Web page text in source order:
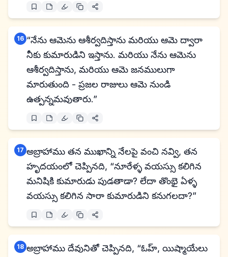
16 “నేను ఆమెను ఆశీర్వదిస్తాను మరియు ఆమె ద్వారా
నీకు కుమారుడిని ఇస్తాను. మరియు నేను ఆమెను
ఆశీర్వదిస్తాను, మరియు ఆమె జనములుగా
మారుతుంది - ప్రజల రాజులు ఆమె నుండి
ఉత్పన్నమవుతారు.”
17 అబ్రాహాము తన ముఖాన్ని నేలపై వంచి నవ్వి, తన
హృదయంలో చెప్పినది, “నూరేళ్ళ వయస్సు కలిగిన
మనిషికి కుమారుడు పుడతాడా? లేదా తొంభై ఏళ్ళ
వయస్సు కలిగిన సారా కుమారుడిని కనుగలదా?”
18 అబ్రాహాము దేవునితో చెప్పినది, “ఓహ్, యిష్మాయేలు